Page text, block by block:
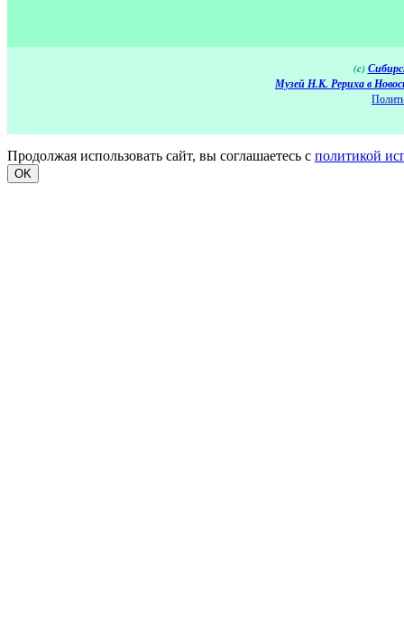
(c)
Музей Н.К. Рериха в
Продолжая использовать сайт, вы соглашаетесь с политикой
OK